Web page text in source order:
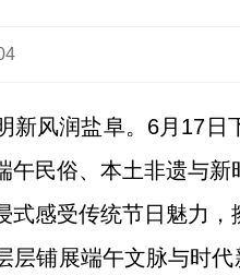
新风润盐阜。6月17日
午民俗、本土非遗与
式感受传统节日魅力，
层铺展端午文脉与时